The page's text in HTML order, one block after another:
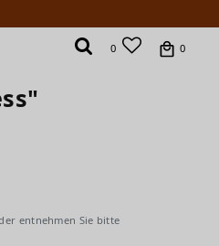
0 0
entnehmen Sie bitte